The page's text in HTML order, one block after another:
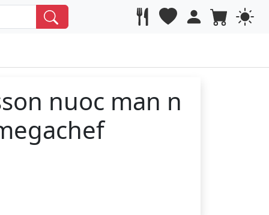
nuoc man n